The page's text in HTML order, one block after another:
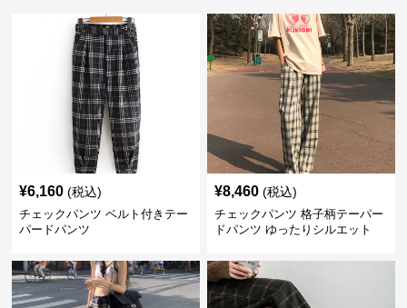
¥6,160 (税込)
チェックパンツ ベルト付きテー
パードパンツ
¥8,460 (税込)
チェックパンツ 格子柄テーパー
ドパンツ ゆったりシルエット